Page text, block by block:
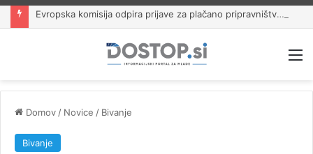
Evropska komisija odpira prijave za plačano pripravništvo Blue Book
Domov / Novice / Bivanje
Bivanje